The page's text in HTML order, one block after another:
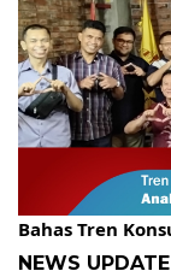
Gelar Kopdar,
Bahas Tren
NEWS UPDATE